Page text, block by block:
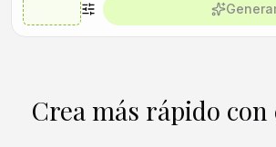
Crea más rápido